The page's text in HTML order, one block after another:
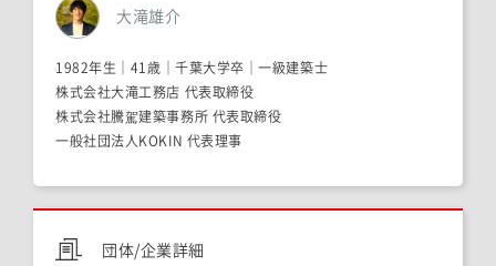
大滝雄介
1982年生｜41歳｜千葉大学卒｜一級建築士
株式会社大滝工務店 代表取締役
株式会社騰駕建築事務所 代表取締役
一般社団法人KOKIN 代表理事
団体/企業詳細